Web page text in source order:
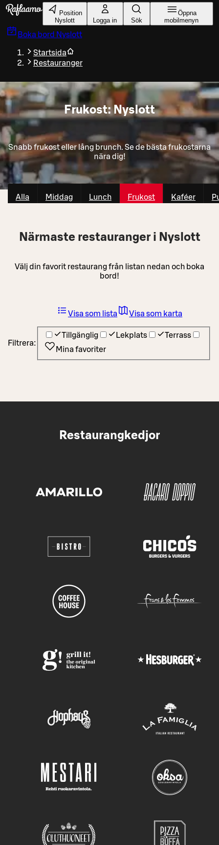
Gå till huvudinnehållet
Position
Nyslott
Logga in Sök
Öppna
mobilmenyn
Boka bord Nyslott
Startsida
Restauranger
Frukost: Nyslott
Snabb frukost eller lång brunch. Se de bästa frukostarna
nära dig!
Alla Middag Lunch Frukost Kaféer
Närmaste restauranger i Nyslott
Välj din favorit restaurang från listan nedan och boka
bord!
Filtrera:
Tillgänglig Lekplats
Terrass
Mina favoriter
Visa som lista Visa som karta
Restaurangkedjor